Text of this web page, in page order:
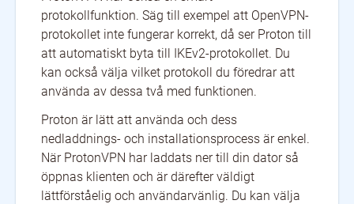
protokollfunktion. Säg till exempel att OpenVPN-
protokollet inte fungerar korrekt, då ser Proton till
att automatiskt byta till IKEv2-protokollet. Du
kan också välja vilket protokoll du föredrar att
använda av dessa två med funktionen.
Proton är lätt att använda och dess
nedladdnings- och installationsprocess är enkel.
När ProtonVPN har laddats ner till din dator så
öppnas klienten och är därefter väldigt
lättförståelig och användarvänlig. Du kan välja